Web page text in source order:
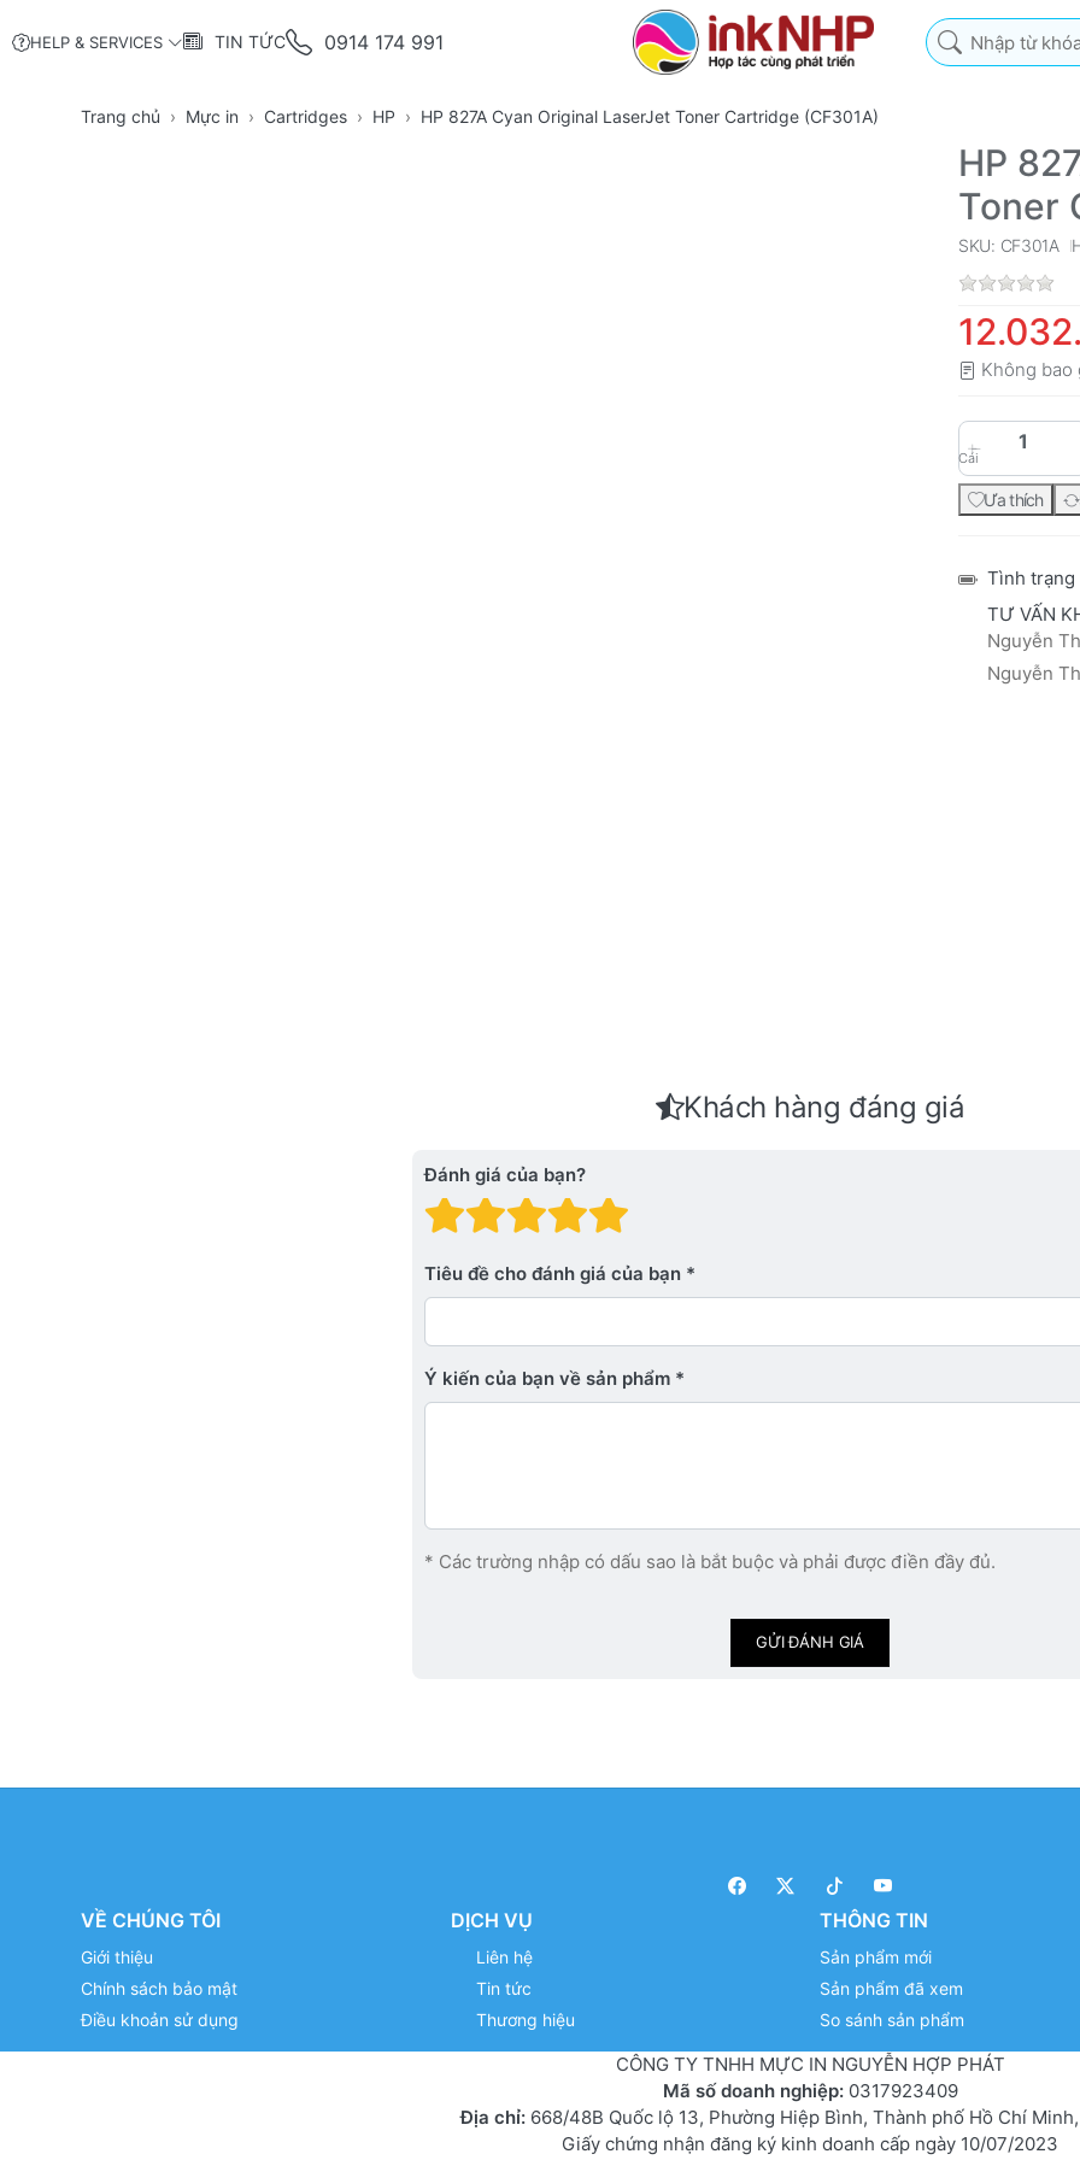
HELP & SERVICES TIN TỨC 0914 174 991
Nhập từ khóa tìm
Trang chủ Mực in Cartridges HP HP 827A Cyan Original LaserJet Toner Cartridge (CF301A)
HP
Toner
SKU: CF301A
Không bao
Cái
Ưa thích
Tình trạng
TƯ VẤN
Nguyễn
Nguyễn
Khách hàng đáng giá
Đánh giá của bạn?
Đánh giá: 4 trên 5 sao.
Đánh giá: 3 trên 5 sao.
Đánh giá: 2 trên 5 sao.
Đánh giá: 1 trên 5 sao. Xấu
Tiêu đề cho đánh giá của bạn
Ý kiến ​​của bạn về sản phẩm
* Các trường nhập có dấu sao là bắt buộc và phải được điền đầy đủ.
GỬI ĐÁNH GIÁ
VỀ CHÚNG TÔI
Giới thiệu
Chính sách bảo mật
Điều khoản sử dụng
DỊCH VỤ
Liên hệ
Tin tức
Thương hiệu
THÔNG TIN
Sản phẩm mới
Sản phẩm đã xem
So sánh sản phẩm
CÔNG TY TNHH MỰC IN NGUYỄN HỢP PHÁT
Mã số doanh nghiệp: 0317923409
Địa chỉ:668/48B Quốc lộ 13, Phường Hiệp Bình, Thành phố Hồ Chí
Giấy chứng nhận đăng ký kinh doanh cấp ngày 10/07/2023